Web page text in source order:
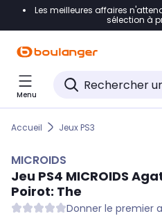
Accéder directement à la
Accéder directement au
Accéder directement au
Les meilleures affaires
sélection à
Menu
Accueil Jeux PS3
MICROIDS
Jeu PS4 MICROIDS
Poirot: The
Donner le premier